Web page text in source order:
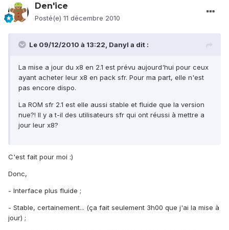
Den'ice
Posté(e) 11 décembre 2010
Le 09/12/2010 à 13:22, Danyl a dit :
La mise a jour du x8 en 2.1 est prévu aujourd'hui pour ceux
ayant acheter leur x8 en pack sfr. Pour ma part, elle n'est
pas encore dispo.
La ROM sfr 2.1 est elle aussi stable et fluide que la version
nue?! Il y a t-il des utilisateurs sfr qui ont réussi à mettre a
jour leur x8?
C'est fait pour moi :)
Donc,
- Interface plus fluide ;
- Stable, certainement... (ça fait seulement 3h00 que j'ai la mise à
jour) ;